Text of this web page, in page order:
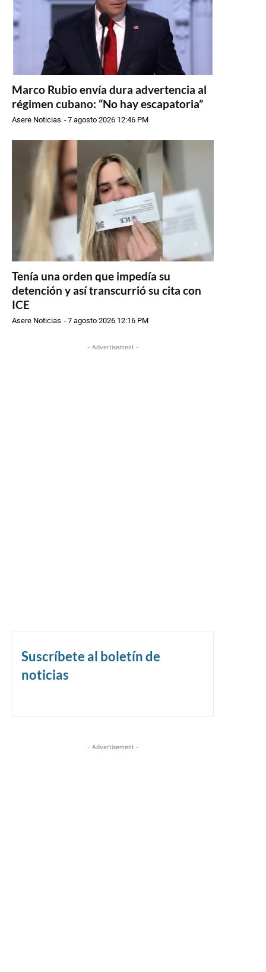
Marco Rubio envía dura advertencia al
régimen cubano: “No hay escapatoria”
Asere Noticias -7 agosto 2026 12:46 PM
Tenía una orden que impedía su
detención y así transcurrió su cita con
ICE
Asere Noticias -7 agosto 2026 12:16 PM
- Advertisement -
Suscríbete al boletín de
noticias
- Advertisement -